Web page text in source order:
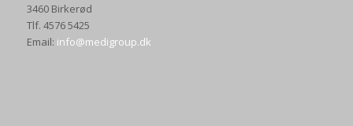
3460 Birkerød
Tlf. 4576 5425
Email: info@medigroup.dk